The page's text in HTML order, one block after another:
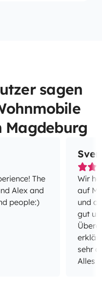
sagen
Magdeburg
The
Alex and
people:)
Sven
Wir
auf
und
gut
sehr
Alles